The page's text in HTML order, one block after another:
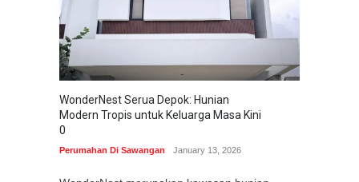
WonderNest Serua Depok: Hunian
Modern Tropis untuk Keluarga Masa Kini
0
Perumahan Di Sawangan January 13, 2026